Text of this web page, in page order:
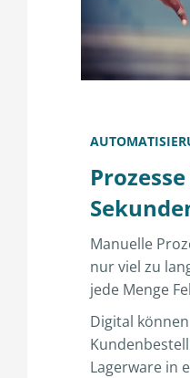
Manuelle
nur viel zu
jede Menge
Digital können
Lagerware in